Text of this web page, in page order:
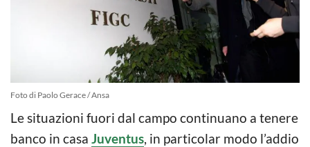
Foto di Paolo Gerace / Ansa
Le situazioni fuori dal campo continuano a tenere
banco in casa Juventus, in particolar modo l’addio